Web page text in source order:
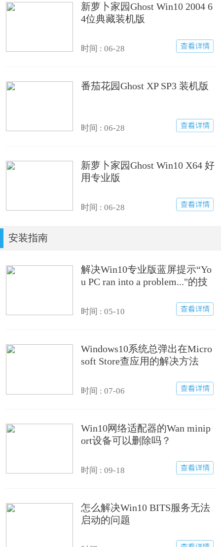
新萝卜家园Ghost Win10 2004 6
4位典藏装机版
时间 : 06-28
番茄花园Ghost XP SP3 装机版
时间 : 06-28
新萝卜家园Ghost Win10 X64 好
用专业版
时间 : 06-28
安装指南
解决Win10专业版蓝屏提示“Yo
u PC ran into a problem..."的技
时间 : 05-10
Windows10系统总弹出在Micro
soft Store查应用的解决方法
时间 : 07-06
Win10网络适配器的Wan minip
ort设备可以删除吗？
时间 : 09-18
怎么解决Win10 BITS服务无法
启动的问题